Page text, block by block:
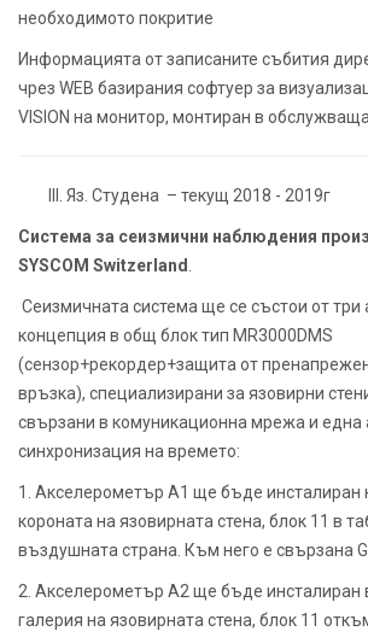
необходимото покритие
Информацията от записаните събития
чрез WEB базирания софтуер за
VISION на монитор, монтиран в
Яз. Студена – текущ 2018 - 2019г
Система за сеизмични наблюдения
SYSCOM Switzerland
Сеизмичната система ще се състои от
концепция в общ блок тип MR3000DMS
(сензор+рекордер+защита от
връзка), специализирани за язовирни
свързани в комуникационна мрежа и една
синхронизация на времето:
1. Акселерометър А1 ще бъде инсталиран
короната на язовирната стена, блок 11 в
въздушната страна. Към него е свързана
2. Акселерометър А2 ще бъде инсталиран
галерия на язовирната стена, блок 11